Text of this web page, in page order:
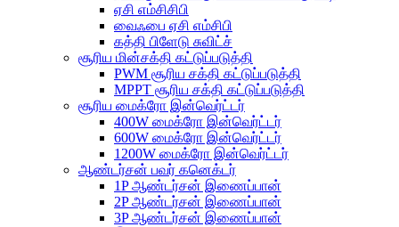
ஏசி எம்சிசிபி
வைஃபை ஏசி எம்சிபி
கத்தி பிளேடு சுவிட்ச்
சூரிய மின்சக்தி கட்டுப்படுத்தி
PWM சூரிய சக்தி கட்டுப்படுத்தி
MPPT சூரிய சக்தி கட்டுப்படுத்தி
சூரிய மைக்ரோ இன்வெர்ட்டர்
400W மைக்ரோ இன்வெர்ட்டர்
600W மைக்ரோ இன்வெர்ட்டர்
1200W மைக்ரோ இன்வெர்ட்டர்
ஆண்டர்சன் பவர் கனெக்டர்
1P ஆண்டர்சன் இணைப்பான்
2P ஆண்டர்சன் இணைப்பான்
3P ஆண்டர்சன் இணைப்பான்